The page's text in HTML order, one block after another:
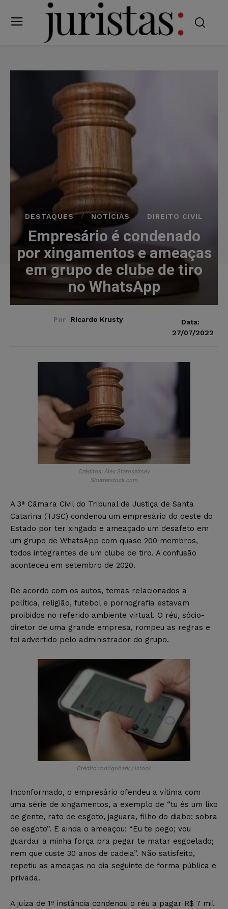
DESTAQUES NOTÍCIAS DIREITO CIVIL
Empresário é condenado
por xingamentos e ameaças
em grupo de clube de tiro
no WhatsApp
Por Ricardo Krusty
Data:
27/07/2022
Créditos: Alex Staroseltsev
Shutterstock.com
A 3ª Câmara Civil do Tribunal de Justiça de Santa
Catarina (TJSC) condenou um empresário do oeste do
Estado por ter xingado e ameaçado um desafeto em
um grupo de WhatsApp com quase 200 membros,
todos integrantes de um clube de tiro. A confusão
aconteceu em setembro de 2020.
De acordo com os autos, temas relacionados a
política, religião, futebol e pornografia estavam
proibidos no referido ambiente virtual. O réu, sócio-
diretor de uma grande empresa, rompeu as regras e
foi advertido pelo administrador do grupo.
Crédito:rodrigobark / istock
Inconformado, o empresário ofendeu a vítima com
uma série de xingamentos, a exemplo de “tu és um lixo
de gente, rato de esgoto, jaguara, filho do diabo; sobra
de esgoto”. E ainda o ameaçou: “Eu te pego; vou
guardar a minha força pra pegar te matar esgoelado;
nem que custe 30 anos de cadeia”. Não satisfeito,
repetiu as ameaças no dia seguinte de forma pública e
privada.
A juíza de 1ª instância condenou o réu a pagar R$ 7 mil